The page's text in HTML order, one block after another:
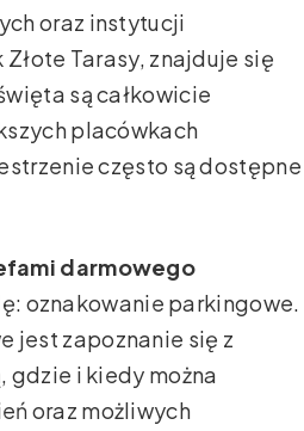
oraz instytucji
Tarasy, znajduje się
są całkowicie
placówkach
często są dostępne
darmowego
oznakowanie parkingowe.
jest zapoznanie się z
i kiedy można
oraz możliwych